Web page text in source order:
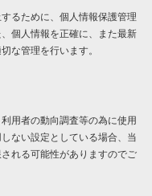
るために、個人情報保護管理
個人情報を正確に、また最新
な管理を行います。
用者の動向調査等の為に使用
ない設定としている場合、当
れる可能性がありますのでご